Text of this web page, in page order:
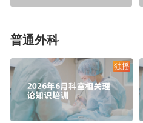
普通外科
独播